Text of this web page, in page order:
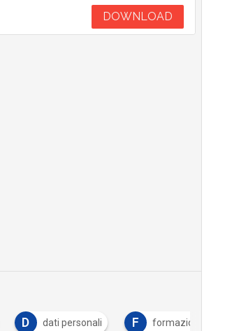
DOWNLOAD
D dati personali F formazione